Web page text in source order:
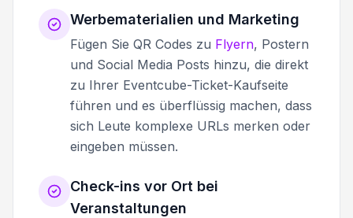
Werbematerialien und Marketing
Fügen Sie QR Codes zu Flyern, Postern
und Social Media Posts hinzu, die direkt
zu Ihrer Eventcube-Ticket-Kaufseite
führen und es überflüssig machen, dass
sich Leute komplexe URLs merken oder
eingeben müssen.
Check-ins vor Ort bei
Veranstaltungen